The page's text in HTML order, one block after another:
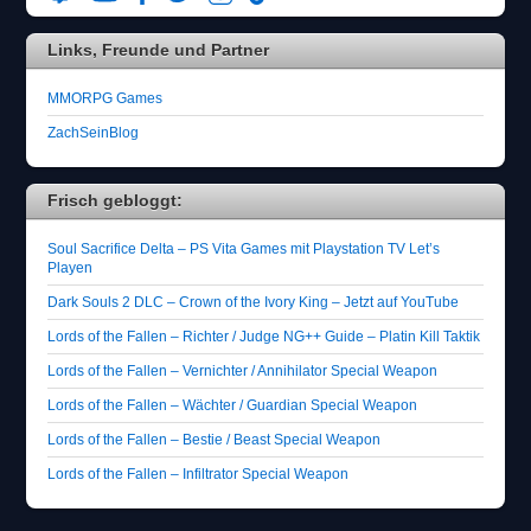
d
e
n
a
m
.
Links, Freunde und Partner
MMORPG Games
ZachSeinBlog
Frisch gebloggt:
Soul Sacrifice Delta – PS Vita Games mit Playstation TV Let’s
Playen
Dark Souls 2 DLC – Crown of the Ivory King – Jetzt auf YouTube
Lords of the Fallen – Richter / Judge NG++ Guide – Platin Kill Taktik
Lords of the Fallen – Vernichter / Annihilator Special Weapon
Lords of the Fallen – Wächter / Guardian Special Weapon
Lords of the Fallen – Bestie / Beast Special Weapon
Lords of the Fallen – Infiltrator Special Weapon